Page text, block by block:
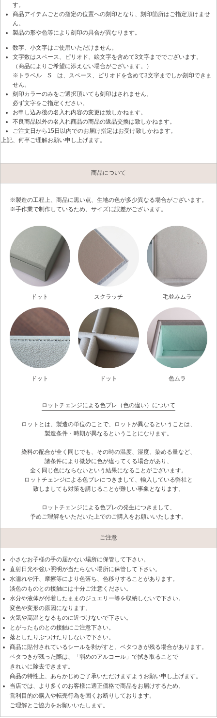
す。
商品アイテムごとの指定の位置への刻印となり、刻印箇所はご指定頂けませ
ん。
製品の形や色等により刻印の具合が異なります。
数字、小文字はご使用いただけません。
文字数はスペース、ピリオド、絵文字を含めて3文字まででございます。
（商品によりご希望に添えない場合がございます。）
※トラベル S は、スペース、ピリオドを含めて3文字までしか刻印できま
せん。
刻印カラーのみをご選択頂いても刻印はされません。
必ず文字をご指定ください。
お申し込み後の名入れ内容の変更は致しかねます。
不良商品以外の名入れ商品の商品の返品交換は致しかねます。
ご注文日から15日以内でのお届け指定はお受け致しかねます。
上記、何卒ご理解お願い申し上げます。
商品について
※製造の工程上、商品に黒い点、生地の色が多少異なる場合がございます。
※手作業で制作しているため、サイズに誤差がございます。
ドット スクラッチ 毛並みムラ
ドット ドット 色ムラ
ロットチェンジによる色ブレ（色の違い）について
ロットとは、製造の単位のことで、ロットが異なるということは、
製造条件・時期が異なるということになります。
染料の配合が全く同じでも、その時の温度、湿度、染める量など、
諸条件により微妙に色が違ってくる場合があり、
全く同じ色にならないという結果になることがございます。
ロットチェンジによる色ブレにつきまして、輸入している弊社と
致しましても対策を講じることが難しい事象となります。
ロットチェンジによる色ブレの発生につきまして、
予めご理解をいただいた上でのご購入をお願いいたします。
ご注意
小さなお子様の手の届かない場所に保管して下さい。
直射日光や強い照明が当たらない場所に保管して下さい。
水濡れや汗、摩擦等により色落ち、色移りすることがあります。
淡色のものとの接触には十分ご注意ください。
水分や液体が付着したままのジュエリー等を収納しないで下さい。
変色や変形の原因になります。
火気や高温となるものに近づけないで下さい。
とがったものとの接触にご注意下さい。
落としたりぶつけたりしないで下さい。
商品に貼付されているシールを剥がすと、ベタつきが残る場合があります。
ベタつきが残った際は、「弱めのアルコール」で拭き取ることで
きれいに除去できます。
商品の特性上、あらかじめご了承いただけますようお願い申し上げます。
当店では、より多くのお客様に適正価格で商品をお届けするため、
営利目的の購入や転売行為を固くお断りしております。
ご理解とご協力をお願いいたします。